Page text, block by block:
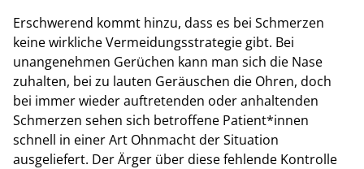
Erschwerend kommt hinzu, dass es bei Schmerzen
keine wirkliche Vermeidungsstrategie gibt. Bei
unangenehmen Gerüchen kann man sich die Nase
zuhalten, bei zu lauten Geräuschen die Ohren, doch
bei immer wieder auftretenden oder anhaltenden
Schmerzen sehen sich betroffene Patient*innen
schnell in einer Art Ohnmacht der Situation
ausgeliefert. Der Ärger über diese fehlende Kontrolle